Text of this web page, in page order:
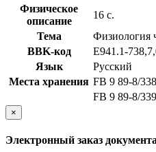
Физическое
описание
16 с.
Тема
Физиология
BBK-код
Е941.1-
Язык
Русский
Места хранения FB 9 89-8/
FB 9 89-8/
×
Электронный заказ